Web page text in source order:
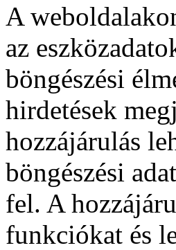
A
az
böngészési
hirdetések
hozzájárulás
böngészési
fel. A
funkciókat és